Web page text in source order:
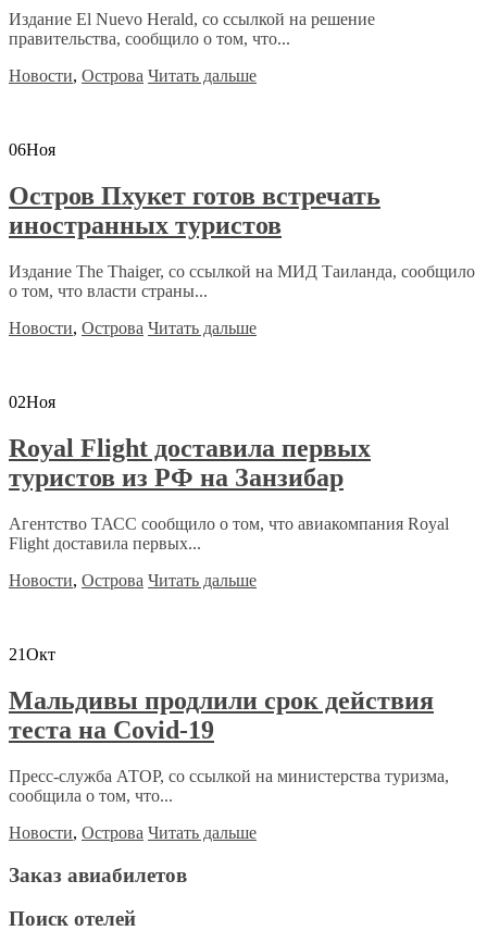
Издание El Nuevo Herald, со ссылкой на решение
правительства, сообщило о том, что...
Новости, Острова Читать дальше
06Ноя
Остров Пхукет готов встречать
иностранных туристов
Издание The Thaiger, со ссылкой на МИД Таиланда, сообщило
о том, что власти страны...
Новости, Острова Читать дальше
02Ноя
Royal Flight доставила первых
туристов из РФ на Занзибар
Агентство ТАСС сообщило о том, что авиакомпания Royal
Flight доставила первых...
Новости, Острова Читать дальше
21Окт
Мальдивы продлили срок действия
теста на Covid-19
Пресс-служба АТОР, со ссылкой на министерства туризма,
сообщила о том, что...
Новости, Острова Читать дальше
Заказ авиабилетов
Поиск отелей